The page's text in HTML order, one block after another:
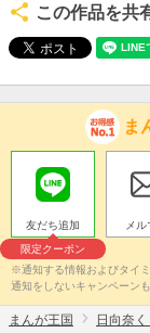
この作品を共
ま
友だち追加
限定クーポン
メ
※通知する情報およびタイ
通知をしないキャンペーン
まんが王国 日向奈く